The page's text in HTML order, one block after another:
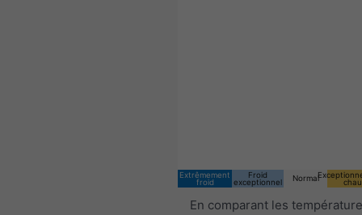
Extrêmement
froid
Froid
exceptionnel
Normal
En comparant les